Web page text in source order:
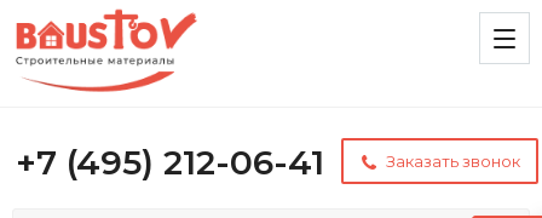
+7 (495) 212-06-41 Заказать звонок